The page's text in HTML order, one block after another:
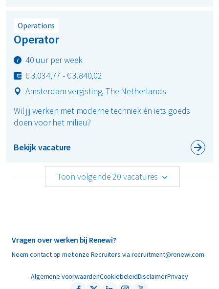
Operations
Operator
40 uur per week
€ 3.034,77 - € 3.840,02
Amsterdam vergisting, The Netherlands
Wil jij werken met moderne techniek én iets goeds
doen voor het milieu?
Bekijk vacature
Toon volgende 20 vacatures
Vragen over werken bij Renewi?
Neem contact op met onze Recruiters via recruitment@renewi.com
Algemene voorwaardenCookiebeleidDisclaimerPrivacy